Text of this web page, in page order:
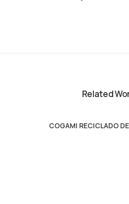
Related
COGAMI RECICLADO